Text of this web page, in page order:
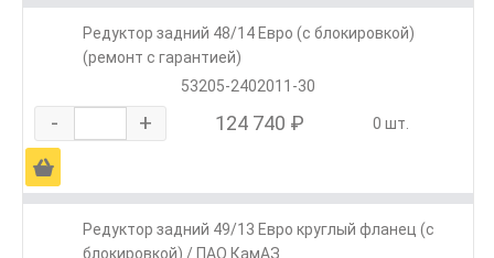
Редуктор задний 48/14 Евро (с блокировкой)
(ремонт с гарантией)
53205-2402011-30
- + 124 740 ₽ 0 шт.
Ä
Редуктор задний 49/13 Евро круглый фланец (с
блокировкой) / ПАО КамАЗ